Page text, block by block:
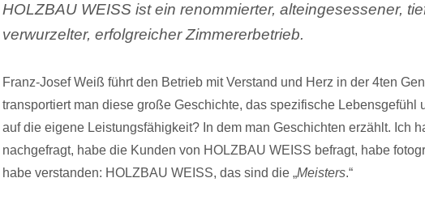
HOLZBAU WEISS ist ein renommierter, alteingesessener,
verwurzelter, erfolgreicher Zimmererbetrieb.
Franz-Josef Weiß führt den Betrieb mit Verstand und Herz in der 4ten
transportiert man diese große Geschichte, das spezifische Lebensgefühl
auf die eigene Leistungsfähigkeit? In dem man Geschichten erzählt. Ich
nachgefragt, habe die Kunden von HOLZBAU WEISS befragt, habe
habe verstanden: HOLZBAU WEISS, das sind die „Meisters.“